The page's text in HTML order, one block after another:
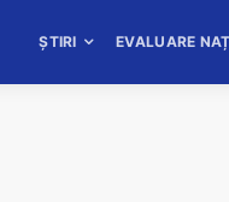
ȘTIRI EVALUARE